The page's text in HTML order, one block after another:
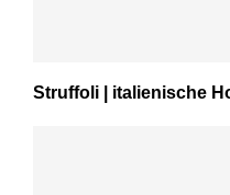
Struffoli | italienische